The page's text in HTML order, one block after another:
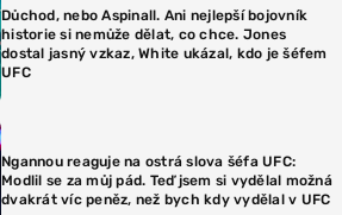
Důchod, nebo Aspinall. Ani nejlepší bojovník
historie si nemůže dělat, co chce. Jones
dostal jasný vzkaz, White ukázal, kdo je šéfem
UFC
Ngannou reaguje na ostrá slova šéfa UFC:
Modlil se za můj pád. Teď jsem si vydělal možná
dvakrát víc peněz, než bych kdy vydělal v UFC